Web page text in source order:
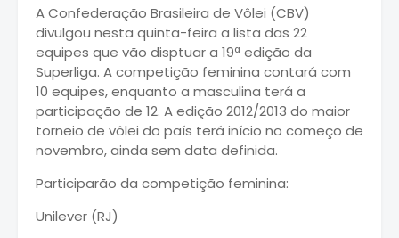
A Confederação Brasileira de Vôlei (CBV)
divulgou nesta quinta-feira a lista das 22
equipes que vão disptuar a 19ª edição da
Superliga. A competição feminina contará com
10 equipes, enquanto a masculina terá a
participação de 12. A edição 2012/2013 do maior
torneio de vôlei do país terá início no começo de
novembro, ainda sem data definida.
Participarão da competição feminina:
Unilever (RJ)